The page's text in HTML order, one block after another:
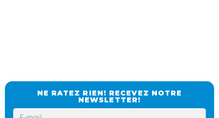
NE RATEZ RIEN! RECEVEZ NOTRE
NEWSLETTER!